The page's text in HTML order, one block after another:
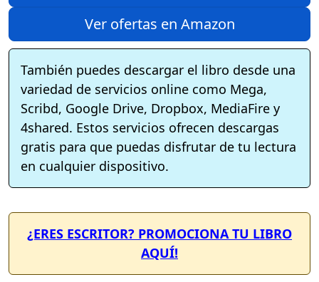
Ver ofertas en Amazon
También puedes descargar el libro desde una
variedad de servicios online como Mega,
Scribd, Google Drive, Dropbox, MediaFire y
4shared. Estos servicios ofrecen descargas
gratis para que puedas disfrutar de tu lectura
en cualquier dispositivo.
¿ERES ESCRITOR? PROMOCIONA TU LIBRO
AQUÍ!